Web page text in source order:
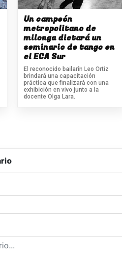
Un campeón
metropolitano de
milonga dictará un
seminario de tango en
el ECA Sur
El reconocido bailarín Leo Ortiz
brindará una capacitación
práctica que finalizará con una
exhibición en vivo junto a la
docente Olga Lara.